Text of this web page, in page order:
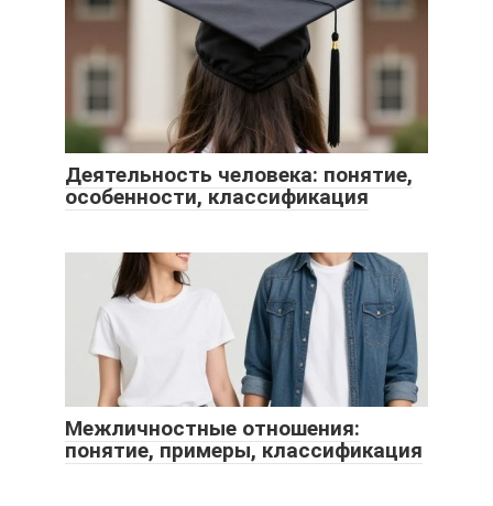
Деятельность человека: понятие,
особенности, классификация
Межличностные отношения:
понятие, примеры, классификация